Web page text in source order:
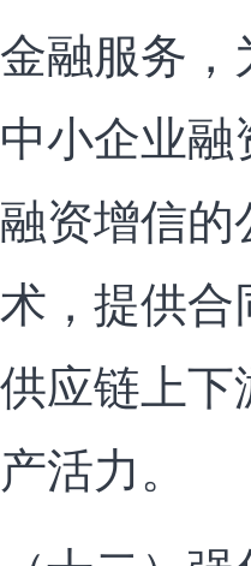
金融服务，
中小企业融
融资增信的
术，提供合
供应链上下
产活力。